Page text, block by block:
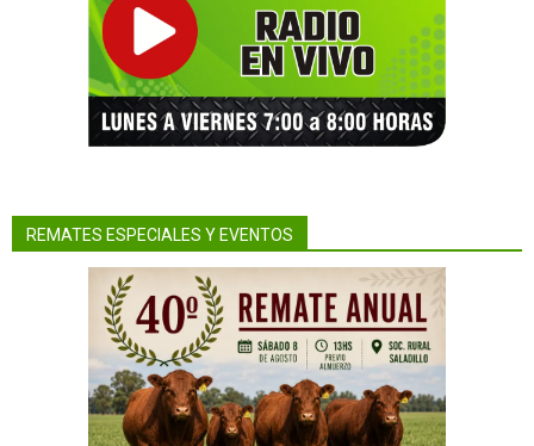
REMATES ESPECIALES Y EVENTOS